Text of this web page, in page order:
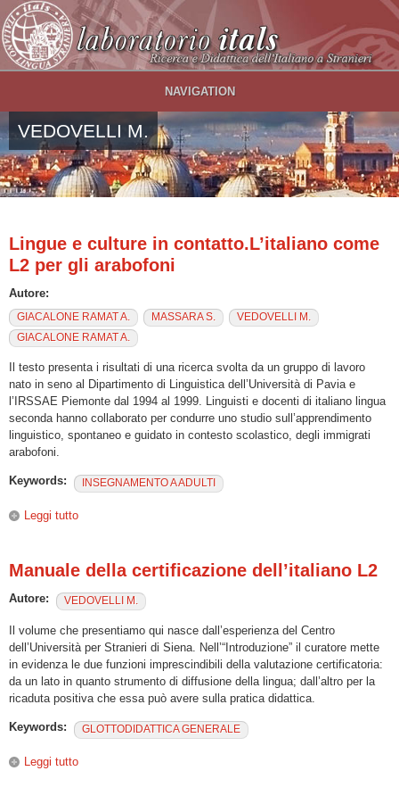
Salta al contenuto principale
NAVIGATION
VEDOVELLI M.
Lingue e culture in contatto.L’italiano come
L2 per gli arabofoni
Autore:
GIACALONE RAMAT A. MASSARA S.
VEDOVELLI M.
GIACALONE RAMAT A.
Il testo presenta i risultati di una ricerca svolta da un gruppo di lavoro
nato in seno al Dipartimento di Linguistica dell’Università di Pavia e
l’IRSSAE Piemonte dal 1994 al 1999. Linguisti e docenti di italiano lingua
seconda hanno collaborato per condurre uno studio sull’apprendimento
linguistico, spontaneo e guidato in contesto scolastico, degli immigrati
arabofoni.
Keywords: INSEGNAMENTO A ADULTI
Leggi tutto
Manuale della certificazione dell’italiano L2
Autore: VEDOVELLI M.
Il volume che presentiamo qui nasce dall’esperienza del Centro
dell’Università per Stranieri di Siena. Nell’“Introduzione” il curatore mette
in evidenza le due funzioni imprescindibili della valutazione certificatoria:
da un lato in quanto strumento di diffusione della lingua; dall’altro per la
ricaduta positiva che essa può avere sulla pratica didattica.
Keywords: GLOTTODIDATTICA GENERALE
Leggi tutto